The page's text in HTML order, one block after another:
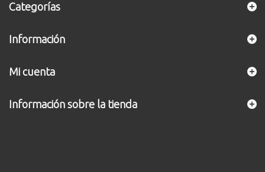
Categorías
Información
Mi cuenta
Información sobre la tienda